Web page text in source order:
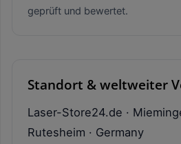
geprüft und bewertet.
Standort & weltweiter
Laser-Store24.de ·
Rutesheim · Germany